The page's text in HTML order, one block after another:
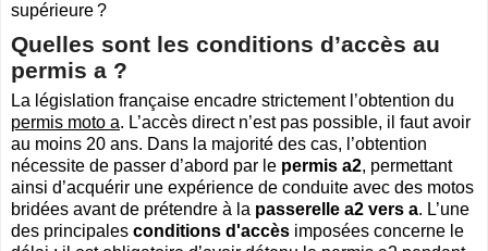
Espace professionnels
Gestion de votre compte PRO
supérieure ?
Quelles sont les conditions d’accès au
permis a ?
La législation française encadre strictement l’obtention du
permis moto a. L’accès direct n’est pas possible, il faut avoir
au moins 20 ans. Dans la majorité des cas, l’obtention
nécessite de passer d’abord par le permis a2, permettant
ainsi d’acquérir une expérience de conduite avec des motos
bridées avant de prétendre à la passerelle a2 vers a. L’une
des principales conditions d'accès imposées concerne le